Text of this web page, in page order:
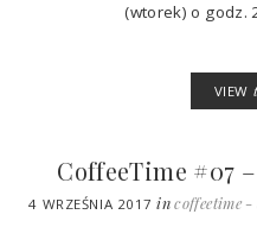
(wtorek) o godz.
VIEW
CoffeeTime #07
Absolwentów
4 WRZEŚNIA 2017 incoffeetime